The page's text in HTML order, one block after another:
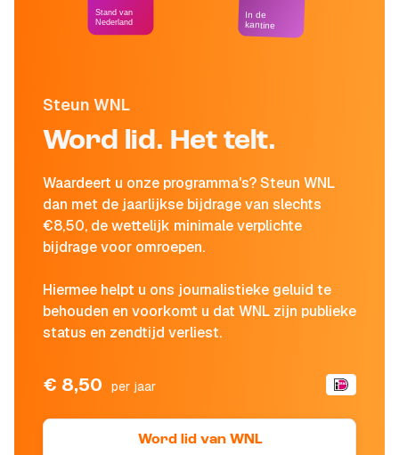
Steun WNL
Word lid. Het telt.
Waardeert u onze programma's? Steun WNL
dan met de jaarlijkse bijdrage van slechts
€8,50, de wettelijk minimale verplichte
bijdrage voor omroepen.
Hiermee helpt u ons journalistieke geluid te
behouden en voorkomt u dat WNL zijn publieke
status en zendtijd verliest.
€ 8,50 per jaar
Word lid van WNL
Stand van
Nederland
In de
kantine